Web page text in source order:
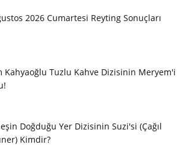
2026 Cumartesi Reyting Sonuçları
Kahyaoğlu Tuzlu Kahve Dizisinin Meryem'i
Doğduğu Yer Dizisinin Suzi'si (Çağıl
Kimdir?